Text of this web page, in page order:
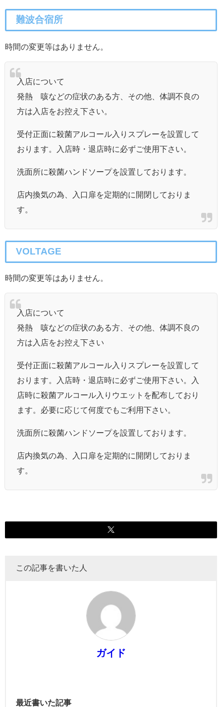
難波合宿所
時間の変更等はありません。
入店について
発熱 咳などの症状のある方、その他、体調不良の
方は入店をお控え下さい。
受付正面に殺菌アルコール入りスプレーを設置して
おります。入店時・退店時に必ずご使用下さい。
洗面所に殺菌ハンドソープを設置しております。
店内換気の為、入口扉を定期的に開閉しておりま
す。
VOLTAGE
時間の変更等はありません。
入店について
発熱 咳などの症状のある方、その他、体調不良の
方は入店をお控え下さい
受付正面に殺菌アルコール入りスプレーを設置して
おります。入店時・退店時に必ずご使用下さい。入
店時に殺菌アルコール入りウエットを配布しており
ます。必要に応じて何度でもご利用下さい。
洗面所に殺菌ハンドソープを設置しております。
店内換気の為、入口扉を定期的に開閉しておりま
す。
この記事を書いた人
ガイド
最近書いた記事